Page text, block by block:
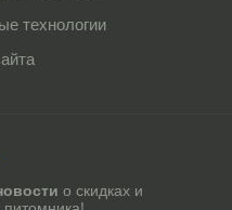
технологии
о скидках и